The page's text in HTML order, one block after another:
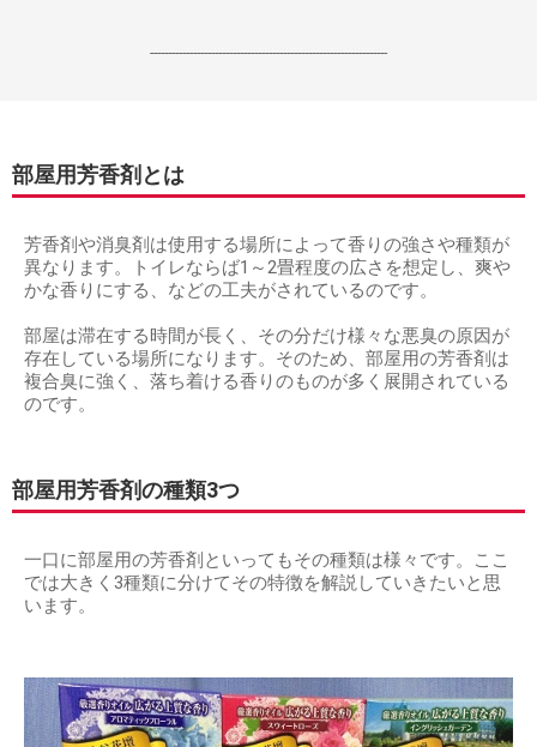
------------------------------------------------------------------
部屋用芳香剤とは
芳香剤や消臭剤は使用する場所によって香りの強さや種類が
異なります。トイレならば1～2畳程度の広さを想定し、爽や
かな香りにする、などの工夫がされているのです。
部屋は滞在する時間が長く、その分だけ様々な悪臭の原因が
存在している場所になります。そのため、部屋用の芳香剤は
複合臭に強く、落ち着ける香りのものが多く展開されている
のです。
部屋用芳香剤の種類3つ
一口に部屋用の芳香剤といってもその種類は様々です。ここ
では大きく3種類に分けてその特徴を解説していきたいと思
います。